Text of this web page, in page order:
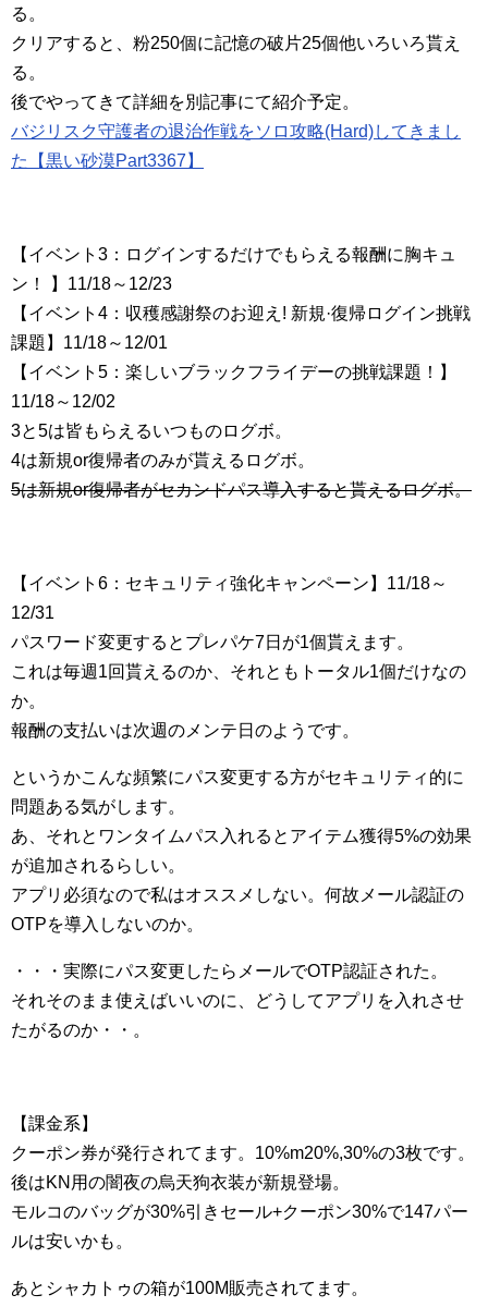
る。
クリアすると、粉250個に記憶の破片25個他いろいろ貰え
る。
後でやってきて詳細を別記事にて紹介予定。
バジリスク守護者の退治作戦をソロ攻略(Hard)してきまし
た【黒い砂漠Part3367】
【イベント3：ログインするだけでもらえる報酬に胸キュ
ン！ 】11/18～12/23
【イベント4：収穫感謝祭のお迎え! 新規·復帰ログイン挑戦
課題】11/18～12/01
【イベント5：楽しいブラックフライデーの挑戦課題！】
11/18～12/02
3と5は皆もらえるいつものログボ。
4は新規or復帰者のみが貰えるログボ。
5は新規or復帰者がセカンドパス導入すると貰えるログボ。
【イベント6：セキュリティ強化キャンペーン】11/18～
12/31
パスワード変更するとプレパケ7日が1個貰えます。
これは毎週1回貰えるのか、それともトータル1個だけなの
か。
報酬の支払いは次週のメンテ日のようです。
というかこんな頻繁にパス変更する方がセキュリティ的に
問題ある気がします。
あ、それとワンタイムパス入れるとアイテム獲得5%の効果
が追加されるらしい。
アプリ必須なので私はオススメしない。何故メール認証の
OTPを導入しないのか。
・・・実際にパス変更したらメールでOTP認証された。
それそのまま使えばいいのに、どうしてアプリを入れさせ
たがるのか・・。
【課金系】
クーポン券が発行されてます。10%m20%,30%の3枚です。
後はKN用の闇夜の烏天狗衣装が新規登場。
モルコのバッグが30%引きセール+クーポン30%で147パー
ルは安いかも。
あとシャカトゥの箱が100M販売されてます。